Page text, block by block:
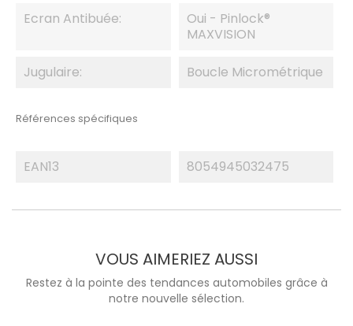
Ecran Antibuée:
Oui - Pinlock®
MAXVISION
Jugulaire: Boucle Micrométrique
Références spécifiques
EAN13 8054945032475
VOUS AIMERIEZ AUSSI
Restez à la pointe des tendances automobiles grâce à
notre nouvelle sélection.